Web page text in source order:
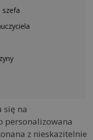
szefa
się na
personalizowana
z nieskazitelnie